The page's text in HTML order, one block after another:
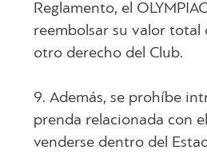
Reglamento, el
reembolsar su valor total
otro derecho del Club.
9. Además, se prohíbe
prenda relacionada con
venderse dentro del